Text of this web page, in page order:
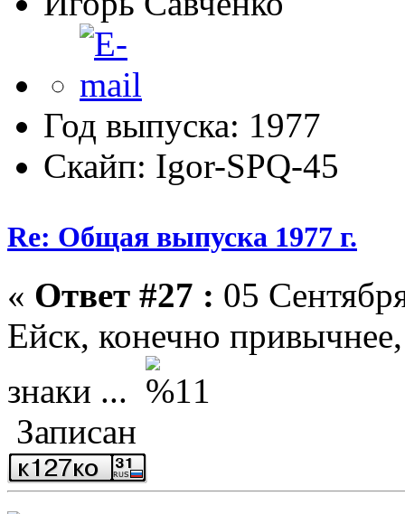
Год выпуска: 1977
Скайп: Igor-SPQ-45
Re: Общая выпуска 1977 г.
« Ответ #27 : 05
Ейск, конечно
знаки ...
Записан